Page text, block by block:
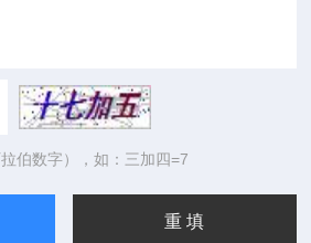
伯数字），如：三加四=7